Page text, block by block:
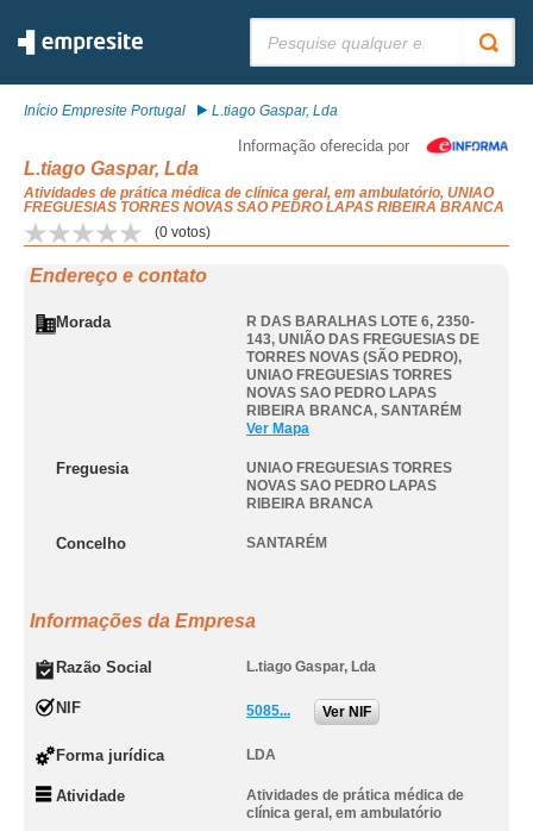
Início Empresite Portugal L.tiago Gaspar, Lda
Informação oferecida por
L.tiago Gaspar, Lda
Atividades de prática médica de clínica geral, em ambulatório, UNIAO
FREGUESIAS TORRES NOVAS SAO PEDRO LAPAS RIBEIRA BRANCA
(0 votos)
Endereço e contato
Morada
R DAS BARALHAS LOTE 6, 2350-
143, UNIÃO DAS FREGUESIAS DE
TORRES NOVAS (SÃO PEDRO),
UNIAO FREGUESIAS TORRES
NOVAS SAO PEDRO LAPAS
RIBEIRA BRANCA, SANTARÉM
Ver Mapa
Freguesia
UNIAO FREGUESIAS TORRES
NOVAS SAO PEDRO LAPAS
RIBEIRA BRANCA
Concelho SANTARÉM
Informações da Empresa
Razão Social L.tiago Gaspar, Lda
NIF 5085... Ver NIF
Forma jurídica LDA
Atividade
Atividades de prática médica de
clínica geral, em ambulatório